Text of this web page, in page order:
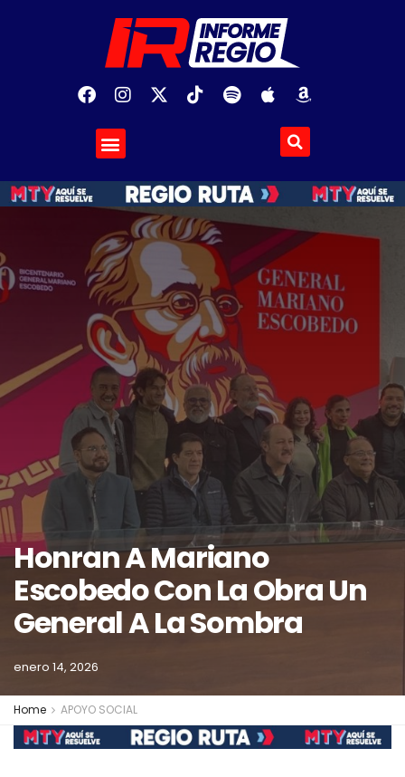
Honran A Mariano
Escobedo Con La Obra Un
General A La Sombra
enero 14, 2026
Home APOYO SOCIAL